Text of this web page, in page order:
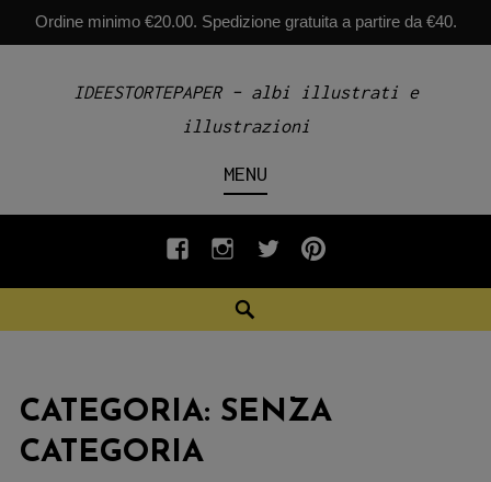
Ordine minimo €20.00. Spedizione gratuita a partire da €40.
IDEESTORTEPAPER – albi illustrati e
illustrazioni
MENU
fb INSTAGRAM
twiterpinterest
CATEGORIA: SENZA
CATEGORIA